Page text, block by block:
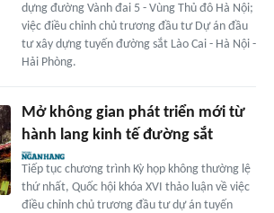
dựng đường Vành đai 5 - Vùng Thủ đô Hà Nội;
việc điều chỉnh chủ trương đầu tư Dự án đầu
tư xây dựng tuyến đường sắt Lào Cai - Hà Nội -
Hải Phòng.
Mở không gian phát triển mới từ
hành lang kinh tế đường sắt
Tiếp tục chương trình Kỳ họp không thường lệ
thứ nhất, Quốc hội khóa XVI thảo luận về việc
điều chỉnh chủ trương đầu tư dự án tuyến